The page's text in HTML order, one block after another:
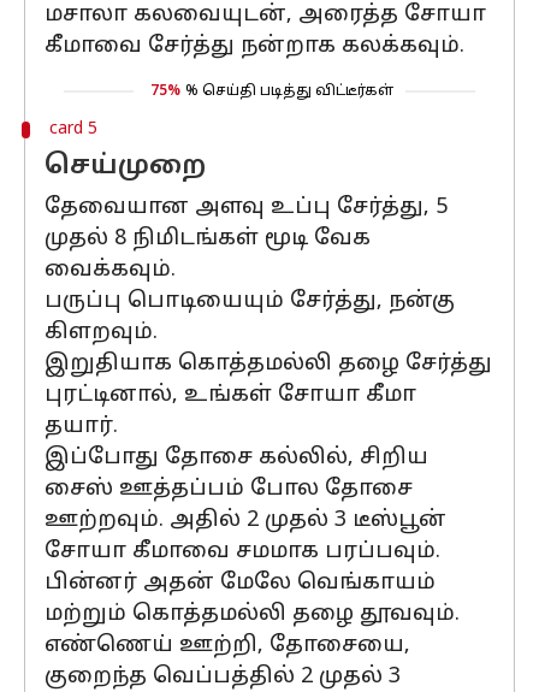
மசாலா கலவையுடன், அரைத்த சோயா
கீமாவை சேர்த்து நன்றாக கலக்கவும்.
75% % செய்தி படித்து விட்டீர்கள்
card 5
செய்முறை
தேவையான அளவு உப்பு சேர்த்து, 5
முதல் 8 நிமிடங்கள் மூடி வேக
வைக்கவும்.
பருப்பு பொடியையும் சேர்த்து, நன்கு
கிளறவும்.
இறுதியாக கொத்தமல்லி தழை சேர்த்து
புரட்டினால், உங்கள் சோயா கீமா
தயார்.
இப்போது தோசை கல்லில், சிறிய
சைஸ் ஊத்தப்பம் போல தோசை
ஊற்றவும். அதில் 2 முதல் 3 டீஸ்பூன்
சோயா கீமாவை சமமாக பரப்பவும்.
பின்னர் அதன் மேலே வெங்காயம்
மற்றும் கொத்தமல்லி தழை தூவவும்.
எண்ணெய் ஊற்றி, தோசையை,
குறைந்த வெப்பத்தில் 2 முதல் 3